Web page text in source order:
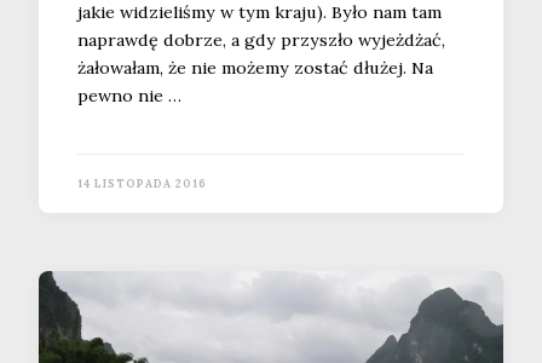
jakie widzieliśmy w tym kraju). Było nam tam
naprawdę dobrze, a gdy przyszło wyjeżdżać,
żałowałam, że nie możemy zostać dłużej. Na
pewno nie …
14 LISTOPADA 2016